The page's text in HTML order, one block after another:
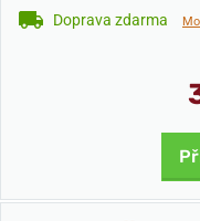
Doprava zdarma